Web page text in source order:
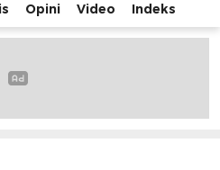
fakta bagi pembaca
Opini Video Indeks